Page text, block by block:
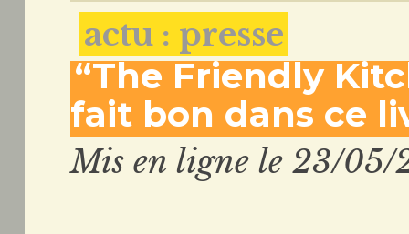
actu : presse
“The Friendly
fait bon dans ce
Mis en ligne le 23/05/